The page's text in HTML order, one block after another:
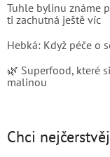
Tuhle bylinu známe
ti zachutná ještě víc
Hebká: Když péče o
🌿 Superfood, které
malinou
Chci